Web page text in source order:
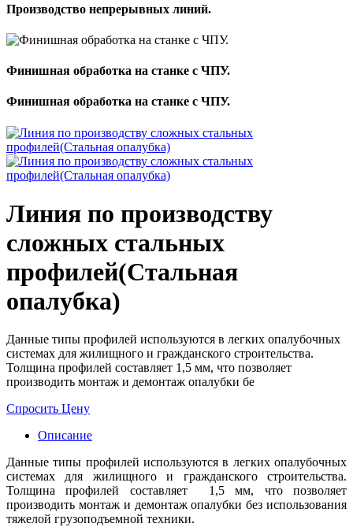
Производство непрерывных линий.
Финишная обработка на станке с ЧПУ.
Финишная обработка на станке с ЧПУ.
Линия по производству
сложных стальных
профилей(Стальная
опалубка)
Данные типы профилей используются в легких опалубочных
системах для жилищного и гражданского строительства.
Толщина профилей составляет 1,5 мм, что позволяет
производить монтаж и демонтаж опалубки бе
Спросить Цену
Описание
Данные типы профилей используются в легких опалубочных
системах для жилищного и гражданского строительства.
Толщина профилей составляет 1,5 мм, что позволяет
производить монтаж и демонтаж опалубки без использования
тяжелой грузоподъемной техники.